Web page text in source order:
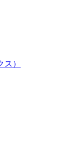
）